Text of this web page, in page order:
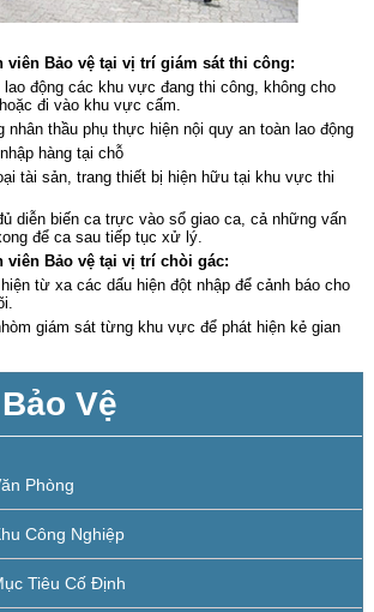
viên Bảo vệ tại vị trí giám sát thi công:
động các khu vực đang thi công, không cho
đi vào khu vực cấm.
thầu phụ thực hiện nội quy an toàn lao động
hàng tại chỗ
tài sản, trang thiết bị hiện hữu tại khu vực thi
biến ca trực vào sổ giao ca, cả những vấn
để ca sau tiếp tục xử lý.
viên Bảo vệ tại vị trí chòi gác:
từ xa các dấu hiện đột nhập để cảnh báo cho
giám sát từng khu vực để phát hiện kẻ gian
Vệ
Phòng
Công Nghiệp
Tiêu Cố Định